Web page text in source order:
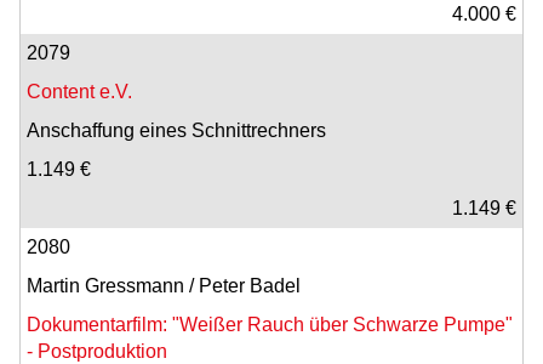
4.000 €
2079
Content e.V.
Anschaffung eines Schnittrechners
1.149 €
1.149 €
2080
Martin Gressmann / Peter Badel
Dokumentarfilm: "Weißer Rauch über Schwarze Pumpe"
- Postproduktion